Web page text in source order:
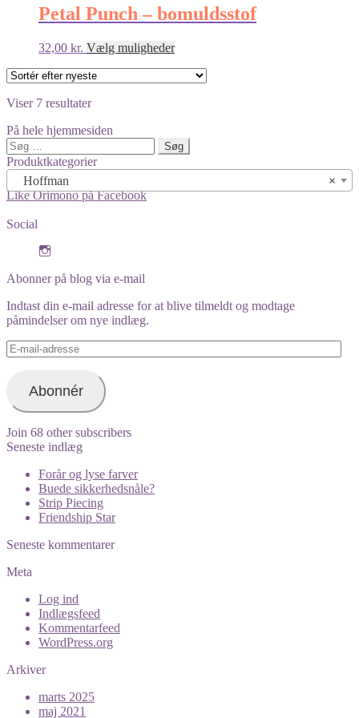
Petal Punch – bomuldsstof
32,00 kr. Vælg mulighederDette
vælges
Viser 7 resultaterSorteret
seneste
På hele hjemmesiden
Søg
efter:
Produktkategorier
×
Hoffman
Like Orimono på Facebook
Social
profile
on
Instagram
Abonner på blog via e-mail
Indtast din e-mail adresse for at blive tilmeldt og modtage
påmindelser om nye indlæg.
E-
mail-
Abonnér
Join 68 other subscribers
Seneste indlæg
Forår og lyse farver
Buede sikkerhedsnåle?
Strip Piecing
Friendship Star
Seneste kommentarer
Meta
Log ind
Indlægsfeed
Kommentarfeed
WordPress.org
Arkiver
marts 2025
maj 2021